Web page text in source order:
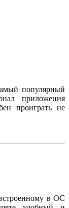
популярный
приложения
проиграть не
в ОС